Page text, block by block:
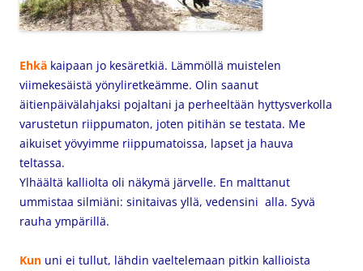
Ehkä kaipaan jo kesäretkiä. Lämmöllä muistelen
viimekesäistä yönyliretkeämme. Olin saanut
äitienpäivälahjaksi pojaltani ja perheeltään hyttysverkolla
varustetun riippumaton, joten pitihän se testata. Me
aikuiset yövyimme riippumatoissa, lapset ja hauva
teltassa.
Ylhäältä kalliolta oli näkymä järvelle. En malttanut
ummistaa silmiäni: sinitaivas yllä, vedensini alla. Syvä
rauha ympärillä.
Kun uni ei tullut, lähdin vaeltelemaan pitkin kallioista